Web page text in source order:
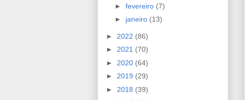
► fevereiro (7)
► janeiro (13)
► 2022 (86)
► 2021 (70)
► 2020 (64)
► 2019 (29)
► 2018 (39)